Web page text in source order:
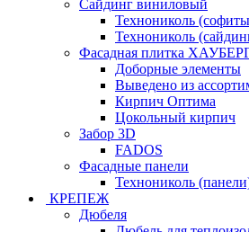
Сайдинг виниловый
Технониколь
Технониколь
Фасадная плитка
Доборные элементы
Выведено из
Кирпич Оптима
Цокольный кирпич
Забор 3D
FADOS
Фасадные панели
Технониколь
КРЕПЕЖ
Дюбеля